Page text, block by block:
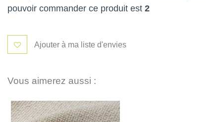
pouvoir commander ce produit est 2
Ajouter à ma liste d'envies
Vous aimerez aussi :